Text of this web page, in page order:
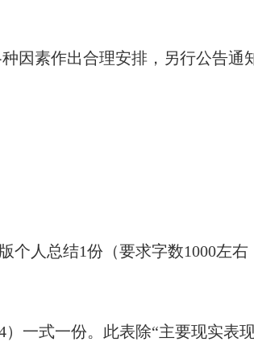
因素作出合理安排，另行公告通
人总结1份（要求字数1000左
一式一份。此表除“主要现实表